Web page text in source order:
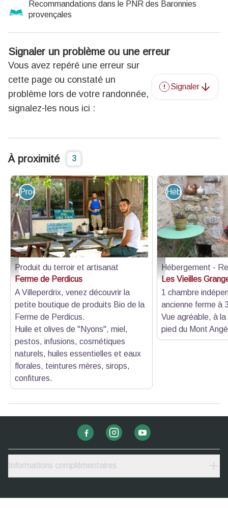
Recommandations dans le PNR des Baronnies
provençales
Signaler un problème ou une erreur
Vous avez repéré une erreur sur
cette page ou constaté un
problème lors de votre randonnée,
signalez-les nous ici :
Signaler
À proximité 3
photo-prestataire - Camille Moirenc
Produit du terroir et artisanat
Produit du terroir et artisanat
Ferme de Perdicus
A Villeperdrix, venez découvrir la
petite boutique de produits Bio de la
Ferme de Perdicus.
Huile et olives de "Nyons", miel,
pestos, infusions, cosmétiques
naturels, huiles essentielles et eaux
florales, teintures mères, sirops,
confitures.
Les vieilles granges -
Hébergement -
Hébergement -
Les Vieilles
1 chambre
ancienne ferme à
Vue agréable, à
pied du Mont
Informations complémentaires